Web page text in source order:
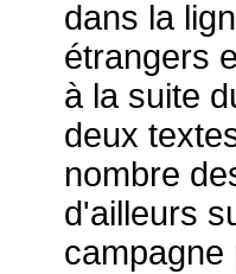
dans la
étrangers
à la suite
deux
nombre
d'ailleurs
campagne